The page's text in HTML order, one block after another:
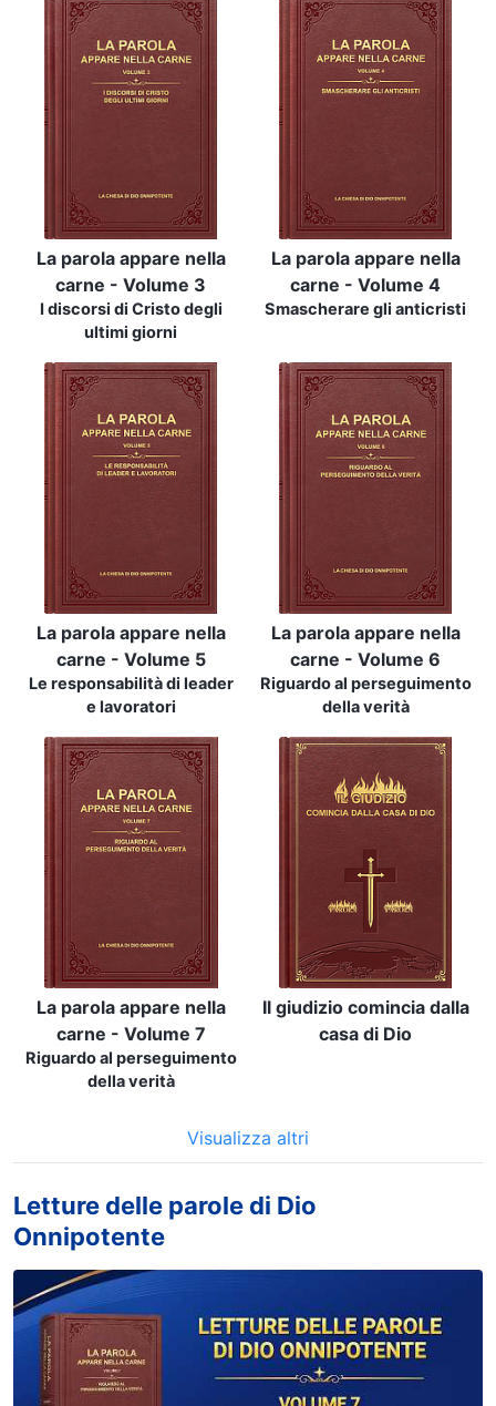
La parola appare nella
carne - Volume 3
I discorsi di Cristo degli
ultimi giorni
La parola appare nella
carne - Volume 4
Smascherare gli anticristi
La parola appare nella
carne - Volume 5
Le responsabilità di leader
e lavoratori
La parola appare nella
carne - Volume 6
Riguardo al perseguimento
della verità
La parola appare nella
carne - Volume 7
Riguardo al perseguimento
della verità
Il giudizio comincia dalla
casa di Dio
Visualizza altri
Letture delle parole di Dio
Onnipotente